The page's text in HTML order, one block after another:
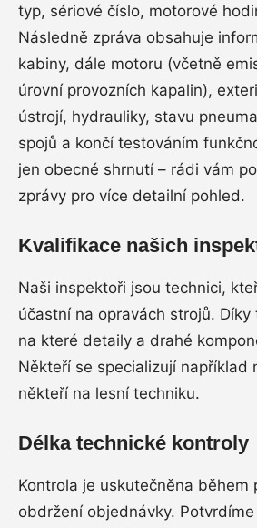
typ, sériové číslo, motorové
Následně zpráva obsahuje
kabiny, dále motoru (včetně
úrovní provozních kapalin),
ústrojí, hydrauliky, stavu
spojů a končí testováním
jen obecné shrnutí – rádi vám
zprávy pro více detailní pohled.
Kvalifikace našich
Naši inspektoři jsou technici,
účastní na opravách strojů. Díky
na které detaily a drahé
Někteří se specializují například
někteří na lesní techniku.
Délka technické kontroly
Kontrola je uskutečněna během
obdržení objednávky.